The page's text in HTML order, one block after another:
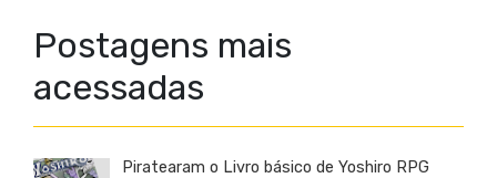
Postagens mais
acessadas
Piratearam o Livro básico de Yoshiro RPG